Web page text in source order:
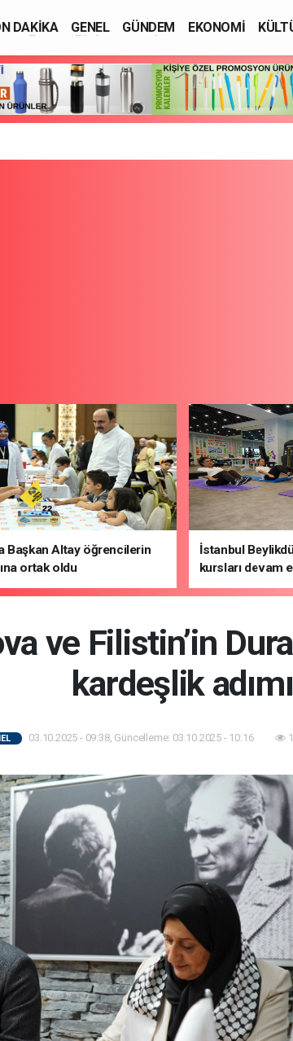
DAKİKA GENEL GÜNDEM EKONOMİ
Başkan Altay öğrencilerin
ortak oldu
İstanbul
kursları devam
ve Filistin’in
kardeşlik adımı
03.10.2025 - 09:38, Güncelleme: 03.10.2025 - 10:16